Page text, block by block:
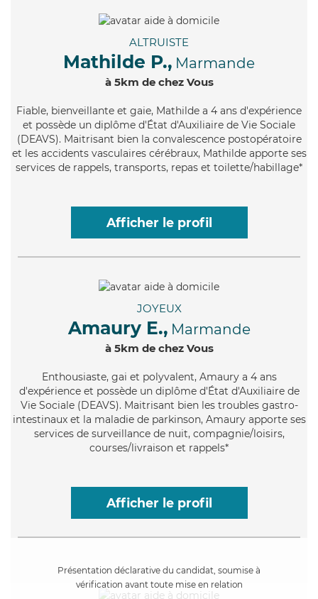
ALTRUISTE
Mathilde P., Marmande
à 5km de chez Vous
Fiable, bienveillante et gaie, Mathilde a 4 ans d'expérience
et possède un diplôme d'État d'Auxiliaire de Vie Sociale
(DEAVS). Maitrisant bien la convalescence postopératoire
et les accidents vasculaires cérébraux, Mathilde apporte ses
services de rappels, transports, repas et toilette/habillage*
Afficher le profil
JOYEUX
Amaury E., Marmande
à 5km de chez Vous
Enthousiaste, gai et polyvalent, Amaury a 4 ans
d'expérience et possède un diplôme d'État d'Auxiliaire de
Vie Sociale (DEAVS). Maitrisant bien les troubles gastro-
intestinaux et la maladie de parkinson, Amaury apporte ses
services de surveillance de nuit, compagnie/loisirs,
courses/livraison et rappels*
Afficher le profil
Présentation déclarative du candidat, soumise à
vérification avant toute mise en relation